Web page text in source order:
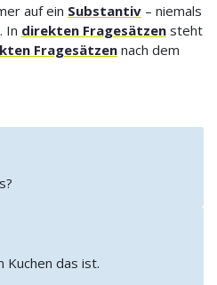
auf ein Substantiv – niemals
. In direkten Fragesätzen steht
Fragesätzen nach dem
Kuchen das ist.